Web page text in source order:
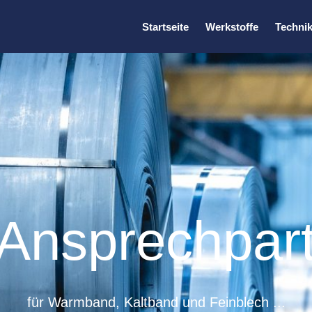
Startseite Werkstoffe Technik
für Warmband, Kaltband und Feinblech ...